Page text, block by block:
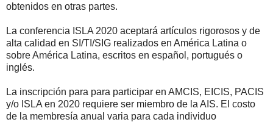
obtenidos en otras partes.
La conferencia ISLA 2020 aceptará artículos rigorosos y de
alta calidad en SI/TI/SIG realizados en América Latina o
sobre América Latina, escritos en español, portugués o
inglés.
La inscripción para para participar en AMCIS, EICIS, PACIS
y/o ISLA en 2020 requiere ser miembro de la AIS. El costo
de la membresía anual varia para cada individuo